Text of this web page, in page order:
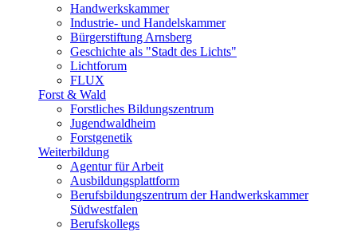
Handwerkskammer
Industrie- und Handelskammer
Bürgerstiftung Arnsberg
Geschichte als "Stadt des Lichts"
Lichtforum
FLUX
Forst & Wald
Forstliches Bildungszentrum
Jugendwaldheim
Forstgenetik
Weiterbildung
Agentur für Arbeit
Ausbildungsplattform
Berufsbildungszentrum der Handwerkskammer
Südwestfalen
Berufskollegs